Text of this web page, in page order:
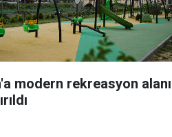
modern rekreasyon alanı